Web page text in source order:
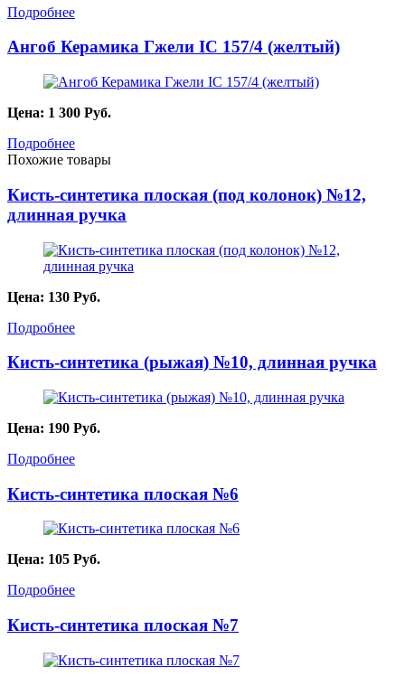
Подробнее
Ангоб Керамика Гжели IC 157/4 (желтый)
Цена: 1 300 Руб.
Подробнее
Похожие товары
Кисть-синтетика плоская (под колонок) №12,
длинная ручка
Цена: 130 Руб.
Подробнее
Кисть-синтетика (рыжая) №10, длинная ручка
Цена: 190 Руб.
Подробнее
Кисть-синтетика плоская №6
Цена: 105 Руб.
Подробнее
Кисть-синтетика плоская №7